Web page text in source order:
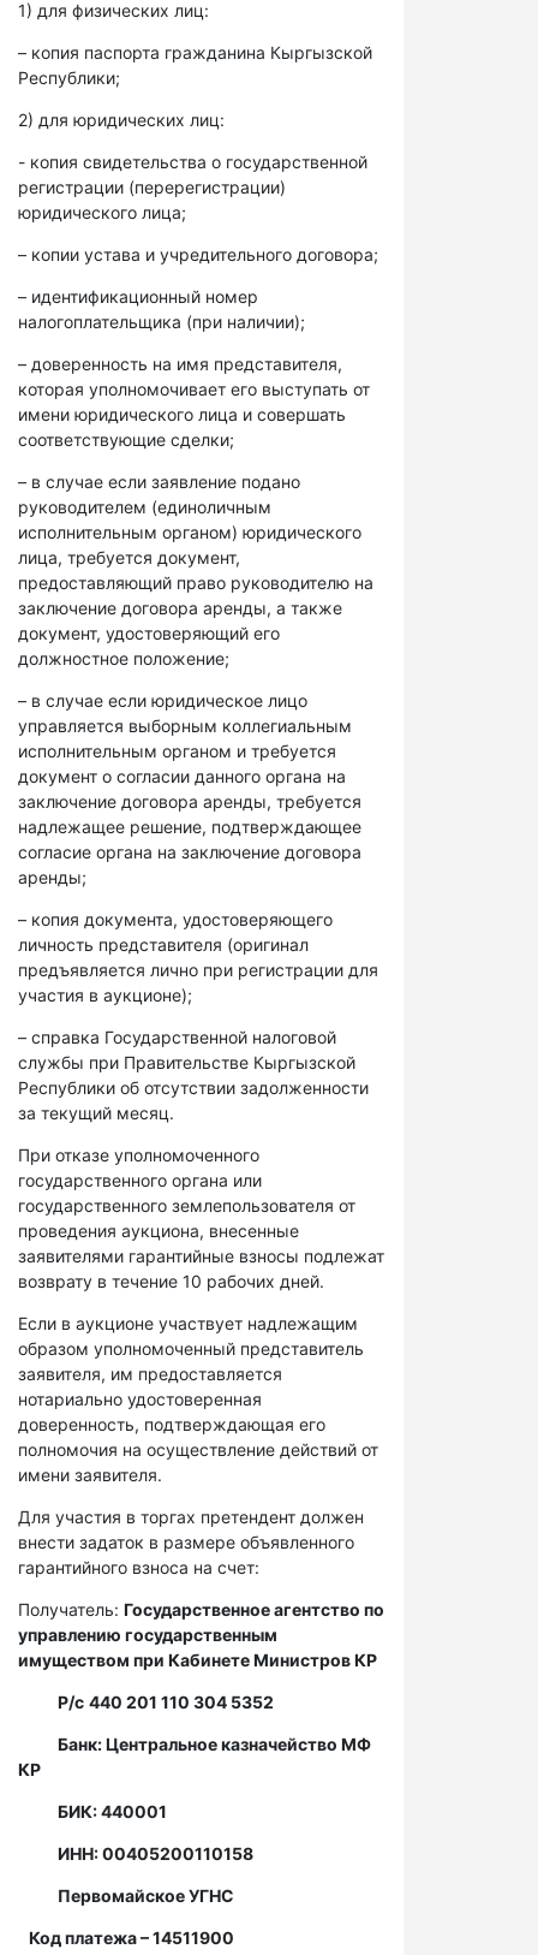
1) для физических лиц:
– копия паспорта гражданина Кыргызской
Республики;
2) для юридических лиц:
- копия свидетельства о государственной
регистрации (перерегистрации)
юридического лица;
– копии устава и учредительного договора;
– идентификационный номер
налогоплательщика (при наличии);
– доверенность на имя представителя,
которая уполномочивает его выступать от
имени юридического лица и совершать
соответствующие сделки;
– в случае если заявление подано
руководителем (единоличным
исполнительным органом) юридического
лица, требуется документ,
предоставляющий право руководителю на
заключение договора аренды, а также
документ, удостоверяющий его
должностное положение;
– в случае если юридическое лицо
управляется выборным коллегиальным
исполнительным органом и требуется
документ о согласии данного органа на
заключение договора аренды, требуется
надлежащее решение, подтверждающее
согласие органа на заключение договора
аренды;
– копия документа, удостоверяющего
личность представителя (оригинал
предъявляется лично при регистрации для
участия в аукционе);
– справка Государственной налоговой
службы при Правительстве Кыргызской
Республики об отсутствии задолженности
за текущий месяц.
При отказе уполномоченного
государственного органа или
государственного землепользователя от
проведения аукциона, внесенные
заявителями гарантийные взносы подлежат
возврату в течение 10 рабочих дней.
Если в аукционе участвует надлежащим
образом уполномоченный представитель
заявителя, им предоставляется
нотариально удостоверенная
доверенность, подтверждающая его
полномочия на осуществление действий от
имени заявителя.
Для участия в торгах претендент должен
внести задаток в размере объявленного
гарантийного взноса на счет:
Получатель: Государственное агентство по
управлению государственным
имуществом при Кабинете Министров КР
Р/с 440 201 110 304 5352
Банк: Центральное казначейство МФ
КР
БИК: 440001
ИНН: 00405200110158
Первомайское УГНС
Код платежа – 14511900